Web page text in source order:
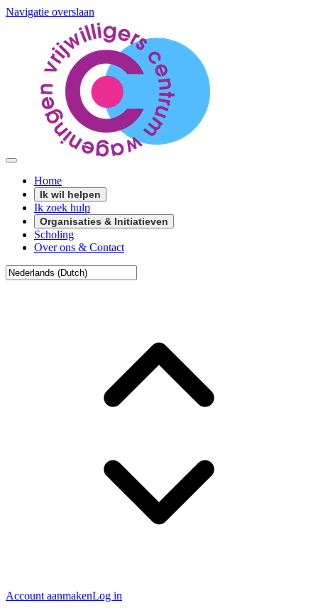
Navigatie overslaan
Home
Ik wil helpen
Ik zoek hulp
Organisaties & Initiatieven
Scholing
Over ons & Contact
Account aanmakenLog in